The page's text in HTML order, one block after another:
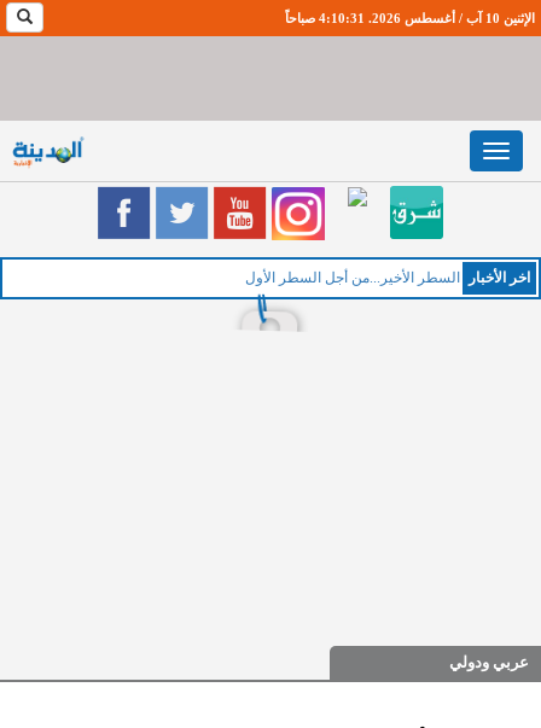
الإثنين 10 آب / أغسطس 2026. 4:10:32 صباحاً
Toggle
navigation
اخر اﻷخبار السطر الأخير...من أجل السطر الأول
عربي ودولي